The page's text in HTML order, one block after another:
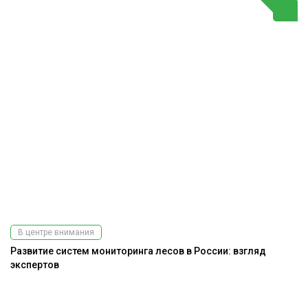
В центре внимания
Развитие систем мониторинга лесов в России: взгляд
экспертов